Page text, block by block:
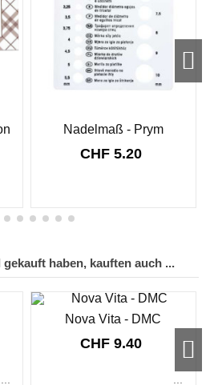
Nadelmaß - Prym
CHF 5.20
haben, kauften auch ...
Nova Vita - DMC
CHF 9.40